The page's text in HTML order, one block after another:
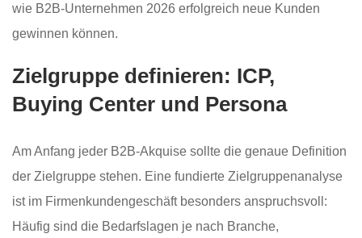
wie B2B-Unternehmen 2026 erfolgreich neue Kunden
gewinnen können.
Zielgruppe definieren: ICP,
Buying Center und Persona
Am Anfang jeder B2B-Akquise sollte die genaue Definition
der Zielgruppe stehen. Eine fundierte Zielgruppenanalyse
ist im Firmenkundengeschäft besonders anspruchsvoll:
Häufig sind die Bedarfslagen je nach Branche,